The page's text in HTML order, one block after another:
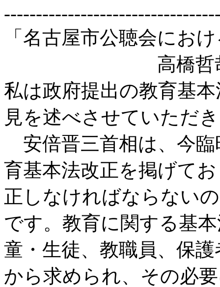
「名古屋市公聴会にお
高橋哲
私は政府提出の教育基
見を述べさせていただ
安倍晋三首相は、今臨
育基本法改正を掲げて
正しなければならない
です。教育に関する基
童・生徒、教職員、保
から求められ、その必